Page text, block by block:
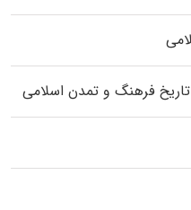
فرهنگ و تمدن اسلامی